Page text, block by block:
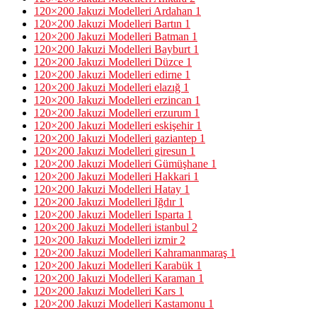
120×200 Jakuzi Modelleri Ardahan 1
120×200 Jakuzi Modelleri Bartın 1
120×200 Jakuzi Modelleri Batman 1
120×200 Jakuzi Modelleri Bayburt 1
120×200 Jakuzi Modelleri Düzce 1
120×200 Jakuzi Modelleri edirne 1
120×200 Jakuzi Modelleri elazığ 1
120×200 Jakuzi Modelleri erzincan 1
120×200 Jakuzi Modelleri erzurum 1
120×200 Jakuzi Modelleri eskişehir 1
120×200 Jakuzi Modelleri gaziantep 1
120×200 Jakuzi Modelleri giresun 1
120×200 Jakuzi Modelleri Gümüşhane 1
120×200 Jakuzi Modelleri Hakkari 1
120×200 Jakuzi Modelleri Hatay 1
120×200 Jakuzi Modelleri Iğdır 1
120×200 Jakuzi Modelleri Isparta 1
120×200 Jakuzi Modelleri istanbul 2
120×200 Jakuzi Modelleri izmir 2
120×200 Jakuzi Modelleri Kahramanmaraş 1
120×200 Jakuzi Modelleri Karabük 1
120×200 Jakuzi Modelleri Karaman 1
120×200 Jakuzi Modelleri Kars 1
120×200 Jakuzi Modelleri Kastamonu 1